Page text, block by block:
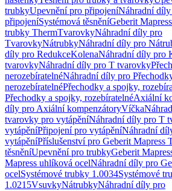
trubkyUpevnění pro připojeníNáhradní
připojeníSystémová těsněníGeberit
trubky ThermTvarovkyNáhradní díly pro
TvarovkyNátrubkyNáhradní díly pro
díly pro RedukceKolenaNáhradní díly pro
tvarovkyNáhradní díly pro T tvarovky
nerozebíratelnéNáhradní díly pro
nerozebíratelnéPřechodky a spojky,
Přechodky a spojky, rozebíratelnéAxiální
díly pro Axiální kompenzátoryVíčka
tvarovky pro vytápěníNáhradní díly pro T
vytápěníPřipojení pro vytápěníNáhradní
vytápěníPříslušenství pro Geberit Mapress
těsněníUpevnění pro trubkyGeberit
Mapress uhlíková ocelNáhradní díly pro
ocelSystémové trubky 1.0034Systémové
1.0215VsuvkyNátrubkyNáhradní díly pro